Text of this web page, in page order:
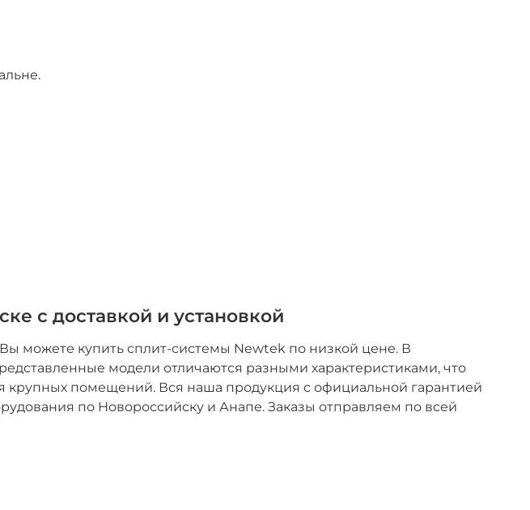
с доставкой и установкой
Вы можете купить сплит-системы Newtek по низкой цене. В
модели отличаются разными характеристиками, что
крупных помещений. Вся наша продукция с официальной гарантией
по Новороссийску и Анапе. Заказы отправляем по всей